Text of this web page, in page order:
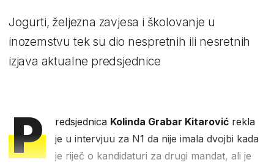
Jogurti, željezna zavjesa i školovanje u
inozemstvu tek su dio nespretnih ili nesretnih
izjava aktualne predsjednice
P redsjednica Kolinda Grabar Kitarović rekla
je u intervjuu za N1 da nije imala dvojbi kada
je riječ o kandidaturi za drugi mandat, ali je